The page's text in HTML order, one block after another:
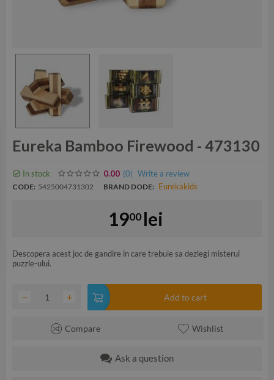
Eureka Bamboo Firewood - 473130
In stock 0.00 (0) Write a review
CODE: 5425004731302 BRAND DODE: Eurekakids
1900 lei
Descopera acest joc de gandire in care trebuie sa dezlegi misterul
puzzle-ului.
+
− Add to cart
Compare Wishlist
Ask a question